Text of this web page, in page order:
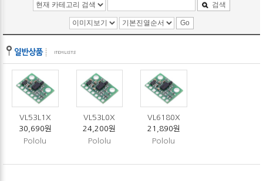
검색
VL53L1X
30,690원
Pololu
VL53L0X
24,200원
Pololu
VL6180X
21,890원
Pololu